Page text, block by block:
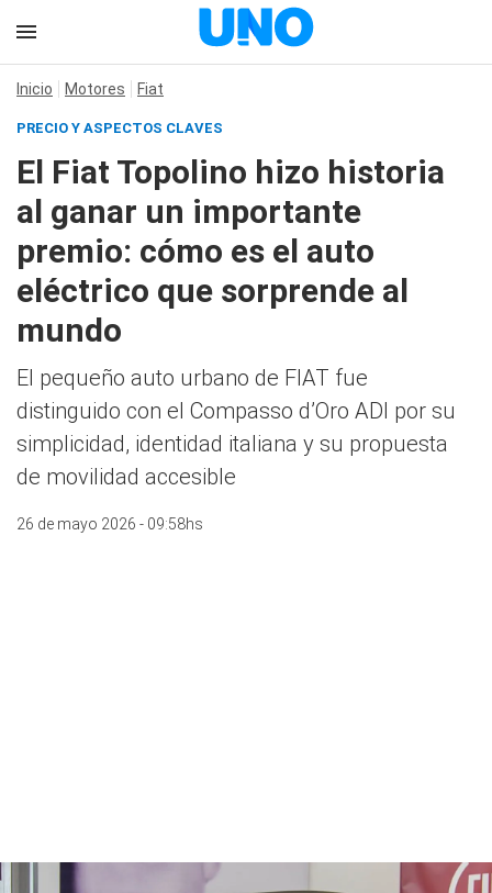
Inicio Motores Fiat
PRECIO Y ASPECTOS CLAVES
El Fiat Topolino hizo historia
al ganar un importante
premio: cómo es el auto
eléctrico que sorprende al
mundo
El pequeño auto urbano de FIAT fue
distinguido con el Compasso d’Oro ADI por su
simplicidad, identidad italiana y su propuesta
de movilidad accesible
26 de mayo 2026 - 09:58hs